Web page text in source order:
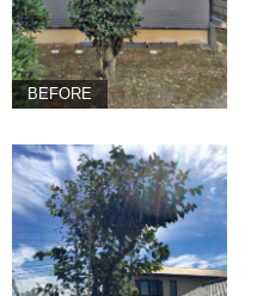
BEFORE